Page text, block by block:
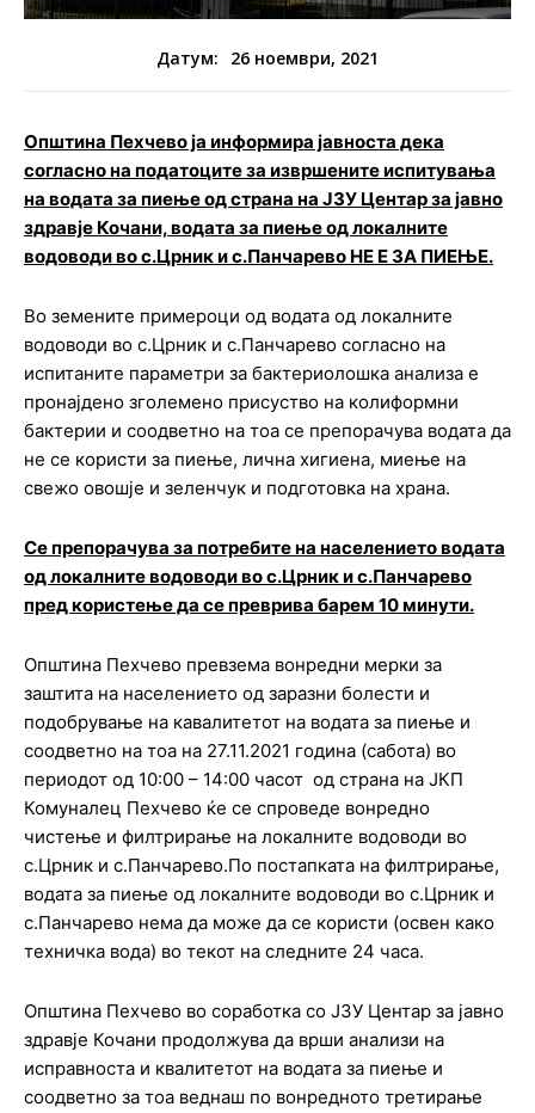
Датум: 26 ноември, 2021
Општина Пехчево ја информира јавноста дека
согласно на податоците за извршените испитувања
на водата за пиење од страна на ЈЗУ Центар за јавно
здравје Кочани, водата за пиење од локалните
водоводи во с.Црник и с.Панчарево НЕ Е ЗА ПИЕЊЕ.
Во земените примероци од водата од локалните
водоводи во с.Црник и с.Панчарево согласно на
испитаните параметри за бактериолошка анализа е
пронајдено зголемено присуство на колиформни
бактерии и соодветно на тоа се препорачува водата да
не се користи за пиење, лична хигиена, миење на
свежо овошје и зеленчук и подготовка на храна.
Се препорачува за потребите на населението водата
од локалните водоводи во с.Црник и с.Панчарево
пред користење да се преврива барем 10 минути.
Општина Пехчево превзема вонредни мерки за
заштита на населението од заразни болести и
подобрување на кавалитетот на водата за пиење и
соодветно на тоа на 27.11.2021 година (сабота) во
периодот од 10:00 – 14:00 часот од страна на ЈКП
Комуналец Пехчево ќе се спроведе вонредно
чистење и филтрирање на локалните водоводи во
с.Црник и с.Панчарево.По постапката на филтрирање,
водата за пиење од локалните водоводи во с.Црник и
с.Панчарево нема да може да се користи (освен како
техничка вода) во текот на следните 24 часа.
Општина Пехчево во соработка со ЈЗУ Центар за јавно
здравје Кочани продолжува да врши анализи на
исправноста и квалитетот на водата за пиење и
соодветно за тоа веднаш по вонредното третирање